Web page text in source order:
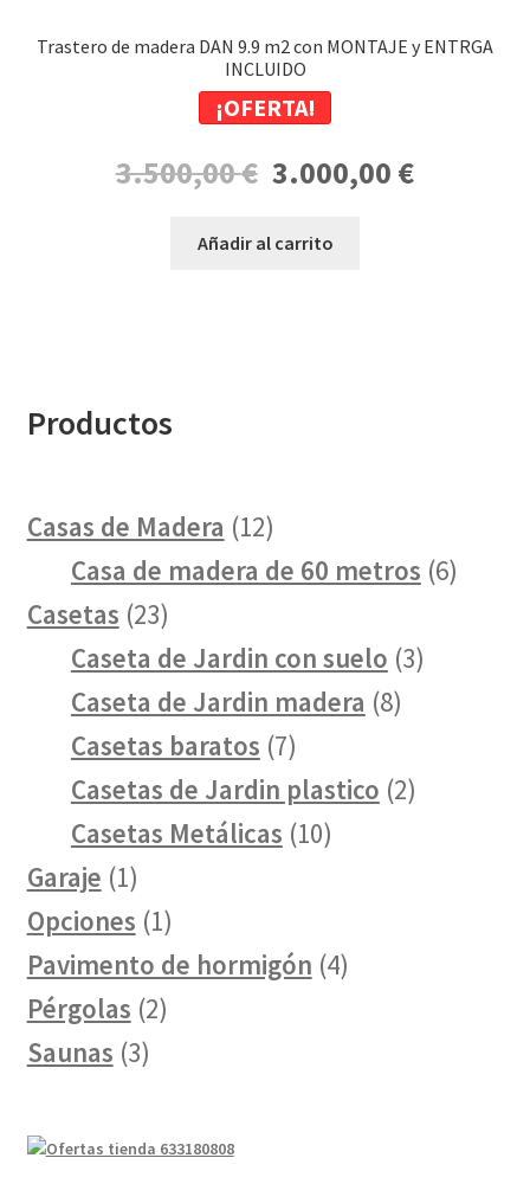
Trastero de madera DAN 9.9 m2 con MONTAJE y ENTRGA
INCLUIDO
¡OFERTA!
3.500,00€ El
precio
era:
3.000,00 €El
Añadir al carrito
Productos
Casas de Madera 1212
productos
Casa de madera de 60 metros 66
Casetas 2323
productos
Caseta de Jardin con suelo 33
Caseta de Jardin madera 88
Casetas baratos 77
productos
Casetas de Jardin plastico 22
Casetas Metálicas 1010
Garaje 11
producto
Opciones 11
producto
Pavimento de hormigón 44
Pérgolas 22
Saunas 33